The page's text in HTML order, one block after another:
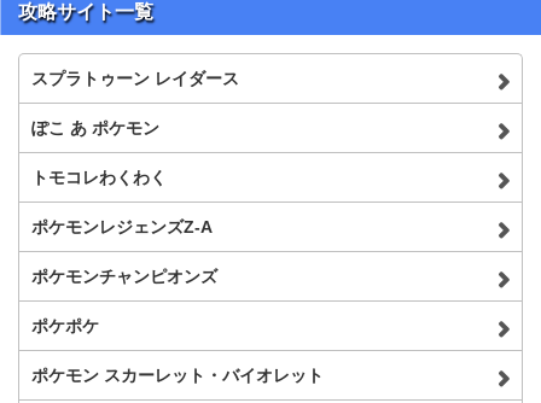
攻略サイト一覧
スプラトゥーン レイダース
ぽこ あ ポケモン
トモコレわくわく
ポケモンレジェンズZ-A
ポケモンチャンピオンズ
ポケポケ
ポケモン スカーレット・バイオレット